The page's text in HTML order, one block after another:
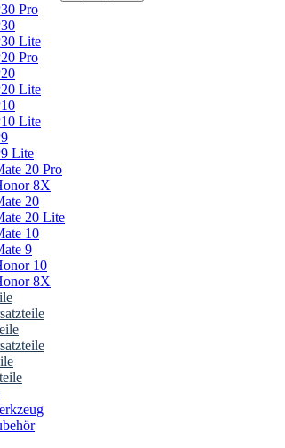
Pro
Lite
Pro
Lite
Lite
Lite
20 Pro
8X
20
20 Lite
10
9
10
8X